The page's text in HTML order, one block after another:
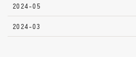
2024-05
2024-03